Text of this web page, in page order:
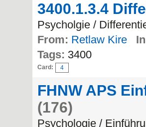
3400.1.3.4
Psycholgie /
From: Retlaw Kire
Tags: 3400
Card: 4
FHNW APS
(176)
Psychologie /